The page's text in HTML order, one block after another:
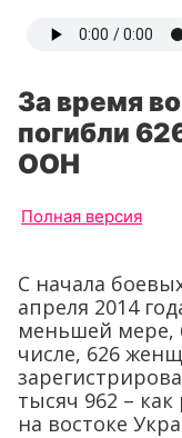
За время
погибли
ООН
Полная версия
С начала
апреля 2014
меньшей мере,
числе, 626
тысяч 962 –
на востоке